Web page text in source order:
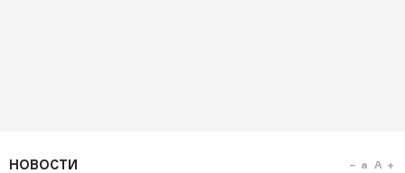
НОВОСТИ a A